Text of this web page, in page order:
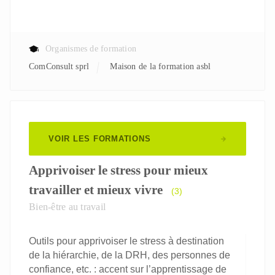
Organismes de formation
ComConsult sprl
Maison de la formation asbl
VOIR LES FORMATIONS
Apprivoiser le stress pour mieux
travailler et mieux vivre
(3)
Bien-être au travail
Outils pour apprivoiser le stress à destination
de la hiérarchie, de la DRH, des personnes de
confiance, etc. : accent sur l’apprentissage de